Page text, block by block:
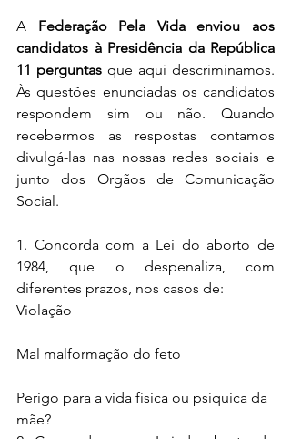
A Federação Pela Vida
enviou aos
candidatos à Presidência da República
11 perguntas que aqui descriminamos.
Às questões enunciadas os candidatos
respondem sim ou não. Quando
recebermos as respostas contamos
divulgá-las nas nossas redes sociais e
junto dos Orgãos de Comunicação
Social.
1. Concorda com a Lei do aborto de
1984, que o despenaliza, com
diferentes prazos, nos casos de:
Violação
Mal malformação do feto
Perigo para a vida física ou psíquica da
mãe?